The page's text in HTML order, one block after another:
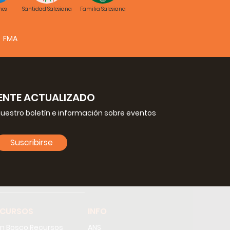
Santidad Salesiana Familia Salesiana
FMA
ACTUALIZADO
boletín e información sobre eventos
Suscribirse